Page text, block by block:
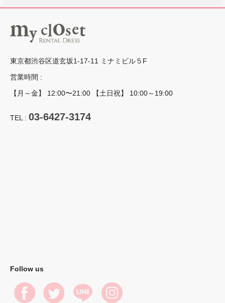
東京都渋谷区道玄坂1-17-11 ミナミビル５F
営業時間 :
【月～金】 12:00〜21:00 【土日祝】 10:00～19:00
TEL : 03-6427-3174
Follow us